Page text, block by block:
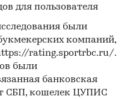
приложений
ответам
и
выбора по ответам
для пользователя
были
компаний,
rating.sportrbc.ru/.
были
банковская
СБП, кошелек ЦУПИС